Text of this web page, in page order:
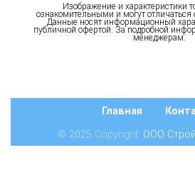
Изображение и характеристики
ознакомительными и могут отличаться
Данные носят информационный
публичной офертой. За подробной
менеджерам.
Главная
© 2025 Copyright: ООО